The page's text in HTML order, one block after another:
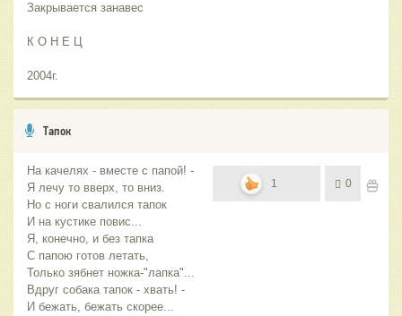
Закрывается занавес
К О Н Е Ц
2004г.
Тапок
На качелях - вместе с папой! -
Я лечу то вверх, то вниз.
Но с ноги свалился тапок
И на кустике повис...
Я, конечно, и без тапка
С папою готов летать,
Только зябнет ножка-"лапка"...
Вдруг собака тапок - хвать! -
И бежать, бежать скорее...
1 0